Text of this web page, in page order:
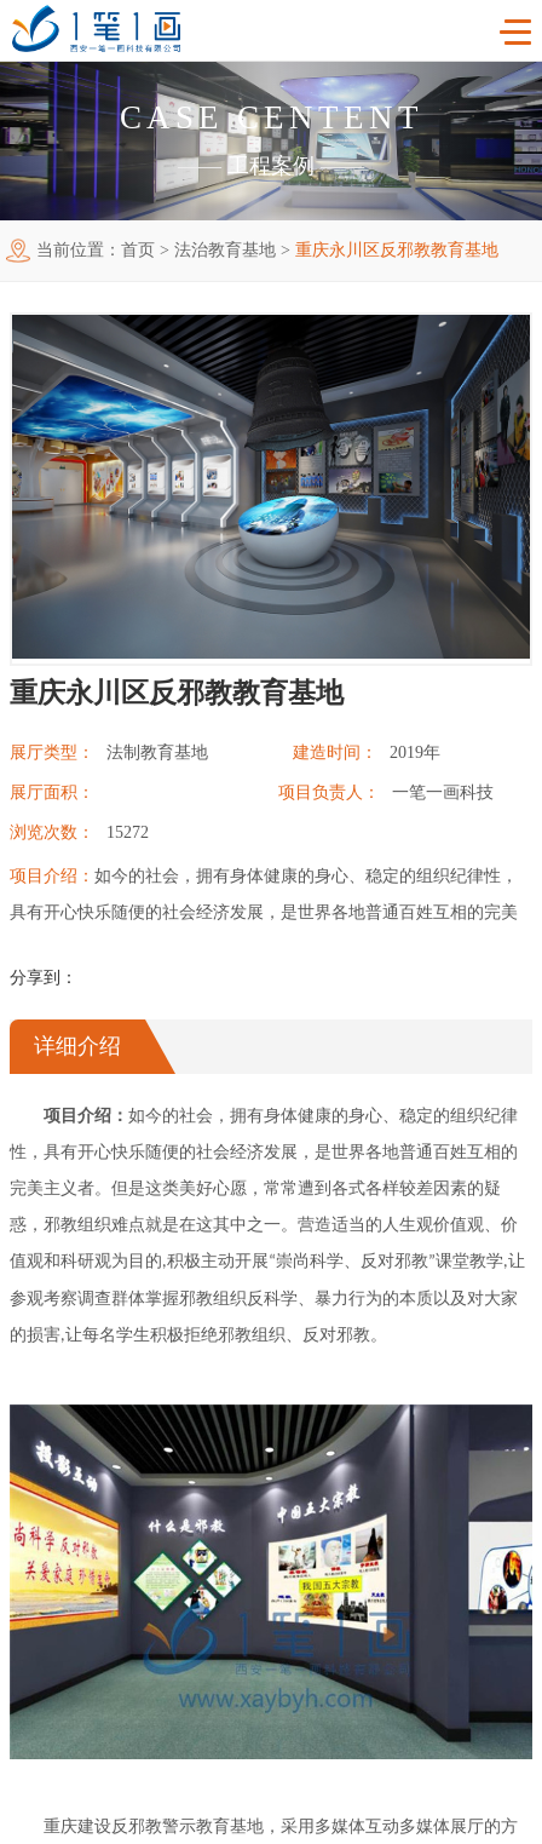
首页
工程案例
主题多媒体展厅
廉政警示展厅
法治教育基地
禁毒教育基地
红色党建教育基地
产品中心
VR虚拟现实
AR增强现实
触控一体机
创新展项
幻影成像
特效屏幕
新闻中心
公司新闻
展厅资讯
常见问题
关于我们
企业简介
企业文化
加入我们
合作代理
联系我们
区域负责人
CASE CENTENT
—— 工程案例 ——
当前位置： 首页 > 法治教育基地 > 重庆永川区反邪教教育基地
重庆永川区反邪教教育基地
展厅类型： 法制教育基地 建造时间： 2019年
展厅面积： 项目负责人： 一笔一画科技
浏览次数： 15272
项目介绍： 如今的社会，拥有身体健康的身心、稳定的组织纪律性，
具有开心快乐随便的社会经济发展，是世界各地普通百姓互相的完美
教组织难点就是在这其中之一。营造适当的人生观价值观、价值观和
科研观为目的,积极主动开展“崇尚科学、反对邪教”课堂教学,让参观考
察调查群体掌握邪教组织反科学、暴力行为的本质以及对大家的损害,
分享到：
详细介绍
项目介绍： 如今的社会，拥有身体健康的身心、稳定的组织纪律
性，具有开心快乐随便的社会经济发展，是世界各地普通百姓互相的
完美主义者。但是这类美好心愿，常常遭到各式各样较差因素的疑
惑，邪教组织难点就是在这其中之一。营造适当的人生观价值观、价
值观和科研观为目的,积极主动开展“崇尚科学、反对邪教”课堂教学,让
参观考察调查群体掌握邪教组织反科学、暴力行为的本质以及对大家
的损害,让每名学生积极拒绝邪教组织、反对邪教。
重庆建设反邪教警示教育基地，采用多媒体互动多媒体展厅的方